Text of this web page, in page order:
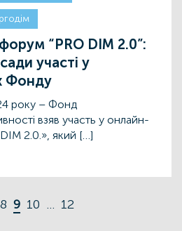
“PRO DIM 2.0”:
участі у
Фонду
року – Фонд
взяв участь у онлайн-
2.0.», який […]
8 9 10 … 12